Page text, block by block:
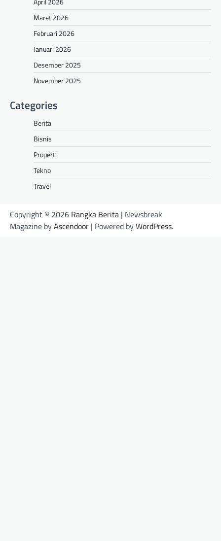
Maret 2026
Februari 2026
Januari 2026
Desember 2025
November 2025
Categories
Berita
Bisnis
Properti
Tekno
Travel
Copyright © 2026 Rangka Berita | Newsbreak
Magazine byAscendoor | Powered byWordPress.